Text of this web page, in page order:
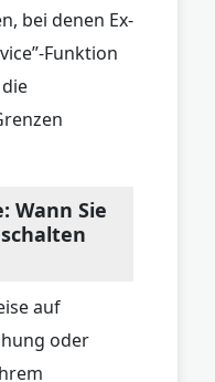
bei denen Ex-
Funktion
Wann Sie
auf
oder